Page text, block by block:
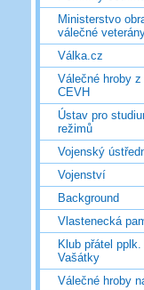
Ministerstvo
válečné
Válka.cz
Válečné hroby
CEVH
Ústav pro
režimů
Vojenský
Vojenství
Background
Vlastenecká
Klub přátel
Vašátky
Válečné hroby